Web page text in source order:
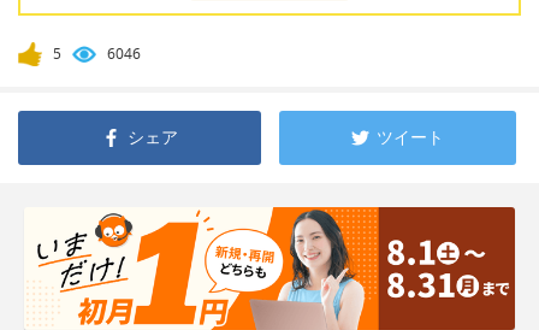
5 6046
シェア ツイート